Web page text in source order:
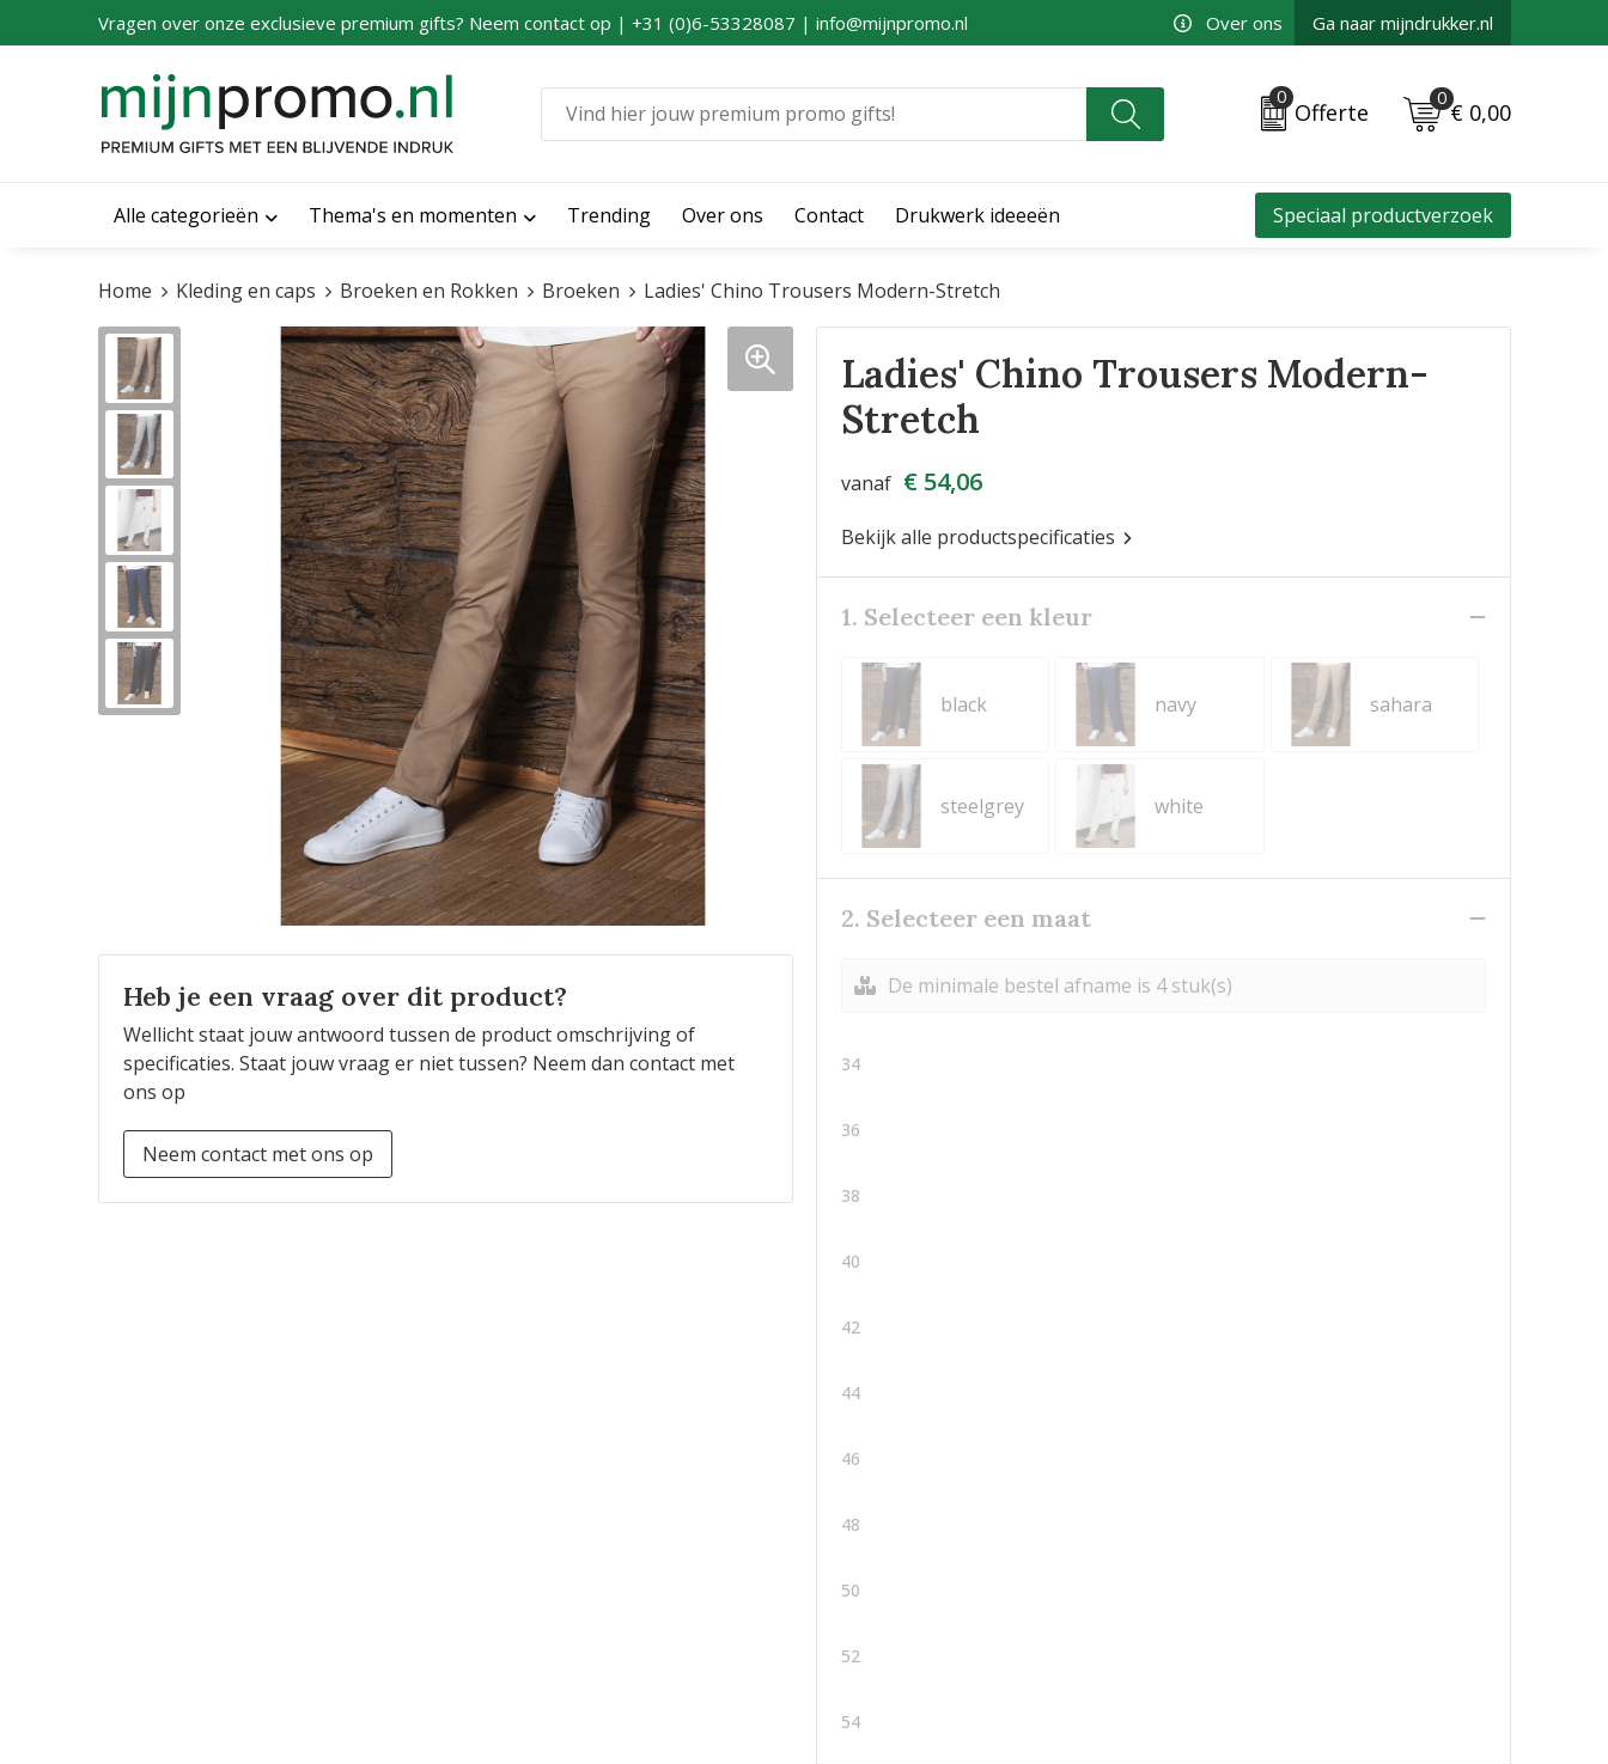
Vragen over onze exclusieve premium gifts? Neem contact op | +31 (0)6-53328087 | info@mijnpromo.nl Over ons Ga naar mijndrukker.nl
0
Offerte
0
€ 0,00
Alle categorieën Thema's en momenten Trending Over ons Contact Drukwerk ideeeën Speciaal productverzoek
Home Kleding en caps Broeken en Rokken Broeken Ladies' Chino Trousers Modern-Stretch
Heb je een vraag over dit product?
Wellicht staat jouw antwoord tussen de product omschrijving of
specificaties. Staat jouw vraag er niet tussen? Neem dan contact met
ons op
Neem contact met ons op
Ladies' Chino Trousers Modern-
Stretch
vanaf € 54,06
Bekijk alle productspecificaties
1. Selecteer een kleur
black navy sahara
steelgrey white
2. Selecteer een maat
De minimale bestel afname is 4 stuk(s)
34
36
38
40
42
44
46
48
50
52
54